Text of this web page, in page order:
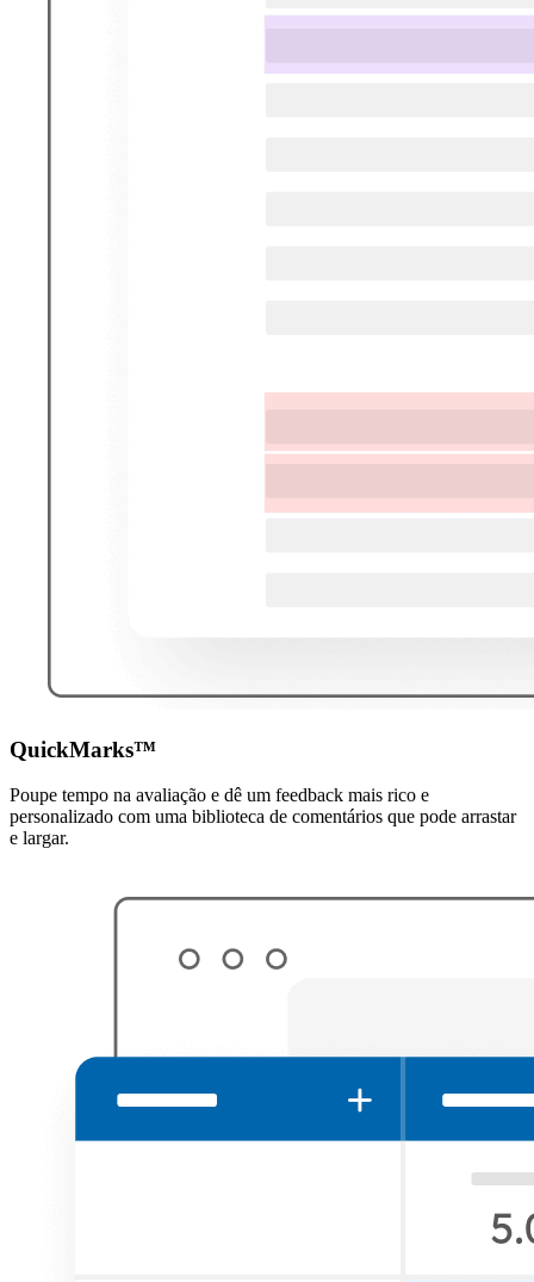
QuickMarks™
Poupe tempo na avaliação e dê um feedback mais rico e
personalizado com uma biblioteca de comentários que pode arrastar
e largar.